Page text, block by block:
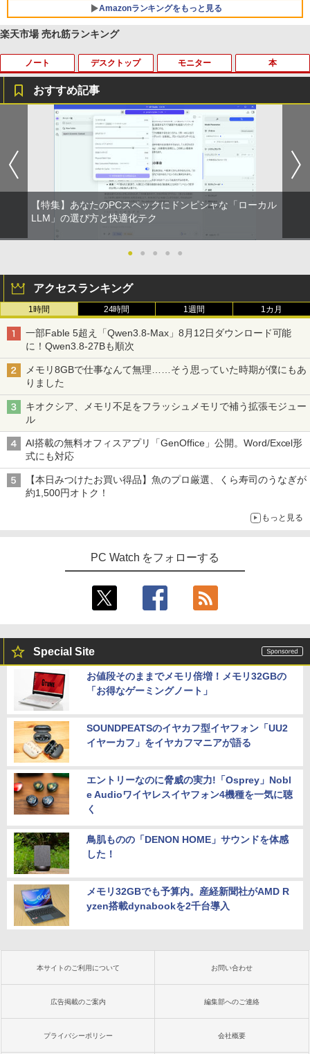
￥2,980
Amazonランキングをもっと見る
薬屋のひとりごと 17巻 (デジタル版ビッグガ
ンガンコミックス)
￥770
異世界居酒屋「のぶ」(22) (角川コミックス・
エース)
￥832
ONE PIECE モノクロ版 115 (ジャンプコミッ
クスDIGITAL)
￥594
HUNTER×HUNTER モノクロ版 39 (ジャンプ
コミックスDIGITAL)
￥572
スーパーの裏でヤニ吸うふたり 9巻 (デジタル
￥810
楽天市場 売れ筋ランキング
ノート
iiyama / ノートPC ゲーミングPC / Note
book Clevo W350SS_370SS / 第4世代C
ore i7 / グラフィックボード NVIDIA Cor
poration GM107M [GeForce GTX 860
M] 2GB / 光学ドライブ CDDVDW SN-20
8FB / メモリ 8GB【中古品】
￥11,000
Panasonic CF-SV8RDAVS Core i5 836
W/WUXGA(1920x1200)/Win11 パーム変
色あり【中古】【20260729】
￥13,300
3
中古ノートパソコン 中古PC Windows11
Microsoft Office2024 SSD搭載 初期設
Core i3/i5 大容量 メモリー テンキ カメ
ラ ドライブ 選択可 Bluetooth 型落ちモ
￥13,800
nic Let's note CF-XZ6 12.0型軽量 超高
Type-C HDMI Office Windows10 送料
無料 中古パソコン
ノートパソコン windows11 office付き
Lenovo レノボ ThinkPad L390 20NSS2
5A00 Core i5 8世代 メモリー8GB 高速S
SD256GB 整備済み品 pc win11 os 中古
￥22,770
デスクトップ
ポイント10倍 中古パソコン デスクトッ
プパソコン Windows 11【Office付】
【Windows 11 Pro 64Bit搭載】DELL O
ptiplexシリーズ Core i5搭載/4G/新品SS
D 120GB/DVD-ROM/送料無料【オプショ
ン色々有】
￥24,800
【エントリーでポイント100％還元のチ
ore i3 10110U 16GB DDR4 64GBまで増
設 512GB SSD M.2 2242 最大8TB Wind
ows11 Pro mini pc 4.1GHz WIFI6 BT5.
2 小型PC VESA対応 ミニパソコン 2画面
ップPC
￥66,248
[VETESA正規販売店]デスクトップパソ
ore i7 第4世代 Office付き メモリ16GB
SSD512GB 初期設定済 ホワイト ブラッ
￥69,800
￥124,800
￥148,700
モニター
＼500円OFFクーポンあり！／ モバイル
モニター 15.6インチ 1080PフルHD ディ
スプレイ VESA対応 コスパ デュアルモニ
ター サブモニター ゲーミングモニター
ポータブルモニター 外付けモニター リモ
ートワーク IPS mini pc ミニPC 多デバ
イス対応 ブラック
￥9,480
像度 100Hzリフレッシュレート PCモニ
ター 薄型 サブモニター 在宅勤務 VESA
対応 HDMI VGA パソコンモニター チル
トpc/switch/ps4/ps5/xbox
￥11,980
ター 14インチ フルHD IPSパネル 非光沢
タッチ式/非タッチ式選択可能 Type-C対
サブディスプレイ デュアルモニター テレ
ワーク ミニPC対応 EVICIV
￥11,999
Acer 27インチ フルHD 144Hz 1ms(VR
ト低減 HDMI 1.4 DisplayPort v1.2 スピ
ーカー・ヘッドホン端子 Acer Display
応 Nitro ゲーミングモニター QG271P6b
5年間フル保証ディスプレイ 243B9/11 [2
3.8型ワイド液晶ディスプレイ 5年フル保
￥16,980
本
はなコミ！ ～となりにアイドル～ [ 大
場 花菜 ]
￥1,760
捕食 欲望をカネに変えるトクリュウ型
]
3
異世界魔王と召喚少女の奴隷魔術（30）
【電子書籍】[ 福田直叶 ]
￥792
4
追放された転生王子、『自動製作』スキ
てしまう〜最強クラフトスキルで始め
る、楽々領地開拓スローライフ〜（8）
￥792
￥792
おすすめ記事
【特集】あなたのPCスペックにドンピシャな「ローカル
LLM」の選び方と快適化テク
● ● ● ● ●
アクセスランキング
1時間 24時間 1週間 1カ月
一部Fable 5超え「Qwen3.8-Max」8月12日ダウンロード可能
に！Qwen3.8-27Bも順次
メモリ8GBで仕事なんて無理……そう思っていた時期が僕にもあ
りました
キオクシア、メモリ不足をフラッシュメモリで補う拡張モジュー
ル
AI搭載の無料オフィスアプリ「GenOffice」公開。Word/Excel形
式にも対応
【本日みつけたお買い得品】魚のプロ厳選、くら寿司のうなぎが
約1,500円オトク！
もっと見る
PC Watch をフォローする
Special Site
お値段そのままでメモリ倍増！メモリ32GBの
「お得なゲーミングノート」
SOUNDPEATSのイヤカフ型イヤフォン「UU2
イヤーカフ」をイヤカフマニアが語る
エントリーなのに脅威の実力!「Osprey」Nobl
e Audioワイヤレスイヤフォン4機種を一気に聴
く
鳥肌ものの「DENON HOME」サウンドを体感
した！
メモリ32GBでも予算内。産経新聞社がAMD R
yzen搭載dynabookを2千台導入
本サイトのご利用について お問い合わせ
広告掲載のご案内 編集部へのご連絡
プライバシーポリシー 会社概要